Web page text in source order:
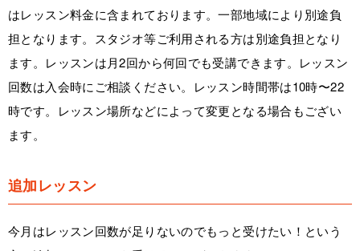
はレッスン料金に含まれております。一部地域により別途負
担となります。スタジオ等ご利用される方は別途負担となり
ます。レッスンは月2回から何回でも受講できます。レッスン
回数は入会時にご相談ください。レッスン時間帯は10時〜22
時です。レッスン場所などによって変更となる場合もござい
ます。
追加レッスン
今月はレッスン回数が足りないのでもっと受けたい！という